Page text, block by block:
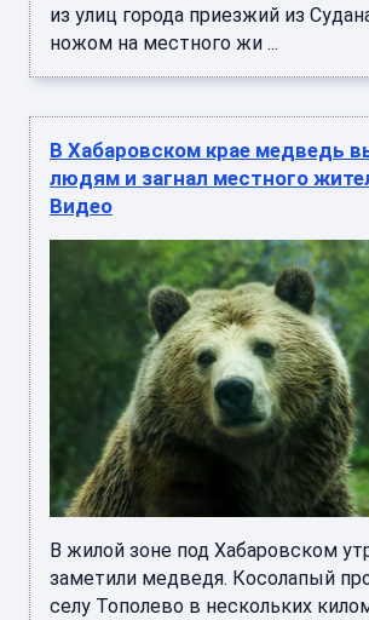
из улиц города приезжий из
ножом на местного жи ...
В Хабаровском крае медведь
людям и загнал местного
Видео
В жилой зоне под Хабаровском
заметили медведя. Косолапый
селу Тополево в нескольких